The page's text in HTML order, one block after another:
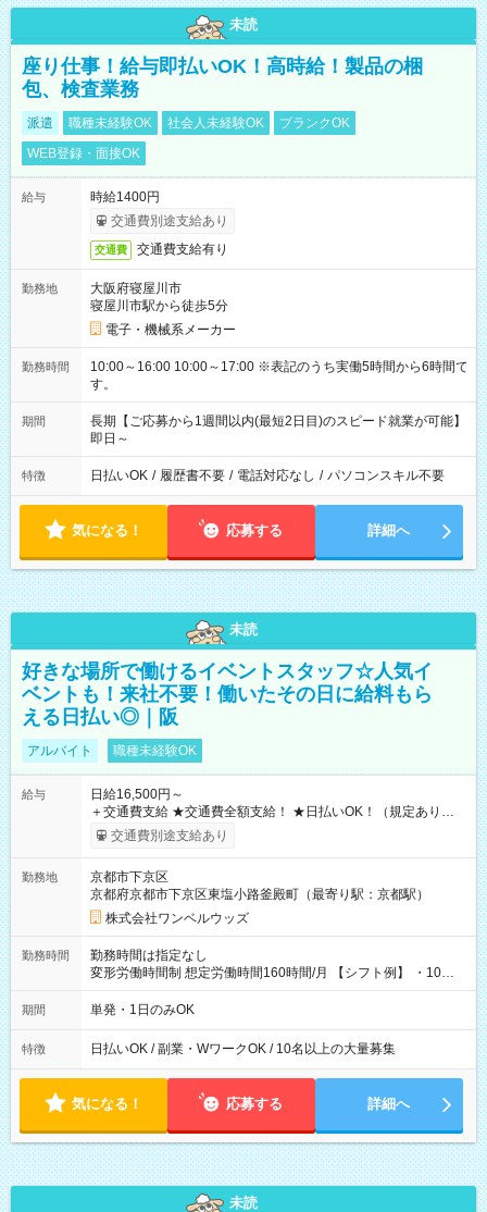
未読
座り仕事！給与即払いOK！高時給！製品の梱
包、検査業務
派遣 職種未経験OK 社会人未経験OK
ブランクOK
WEB登録・面接OK
給与
時給1400円
交通費別途支給あり
交通費 交通費支給有り
勤務地
大阪府寝屋川市
寝屋川市駅から徒歩5分
電子・機械系メーカー
勤務時間
10:00～16:00 10:00～17:00 ※表記のうち実働5時間から6時間で
す。
期間
長期【ご応募から1週間以内(最短2日目)のスピード就業が可能】
即日～
特徴 日払いOK / 履歴書不要 / 電話対応なし / パソコンスキル不要
気になる！ 応募する 詳細へ
未読
好きな場所で働けるイベントスタッフ☆人気イ
ベントも！来社不要！働いたその日に給料もら
える日払い◎｜阪
アルバイト 職種未経験OK
給与
日給16,500円～
＋交通費支給 ★交通費全額支給！ ★日払いOK！（規定あり） ┗
働いたその日に現金GET♪ お仕事後はコンビニATMから 日払
交通費別途支給あり
勤務地
京都市下京区
京都府京都市下京区東塩小路釜殿町（最寄り駅：京都駅）
株式会社ワンベルウッズ
勤務時間
勤務時間は指定なし
変形労働時間制 想定労働時間160時間/月 【シフト例】 ・10：
00～20：00
期間 単発・1日のみOK
特徴 日払いOK / 副業・WワークOK / 10名以上の大量募集
気になる！ 応募する 詳細へ
未読